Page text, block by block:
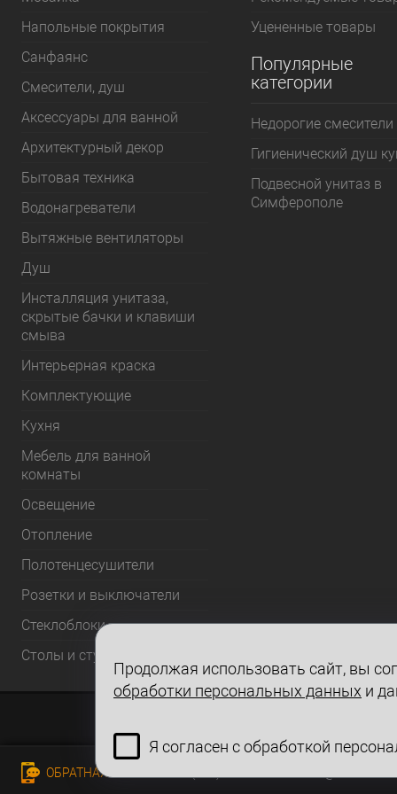
Напольные покрытия
Санфаянс
Смесители, душ
Аксессуары для ванной
Архитектурный декор
Бытовая техника
Водонагреватели
Вытяжные вентиляторы
Душ
Инсталляция унитаза,
скрытые бачки и клавиши
смыва
Интерьерная краска
Комплектующие
Кухня
Мебель для ванной
комнаты
Освещение
Отопление
Полотенцесушители
Розетки и выключатели
Стеклоблоки
Столы и стулья
Уцененные товары
Популярные
категории
Недорогие смесители
Гигиенический душ
Подвесной унитаз в
Симферополе
ОБРАТНАЯ СВЯЗЬ
Продолжая использовать сайт, вы
обработки персональных данных и
Я согласен с обработкой